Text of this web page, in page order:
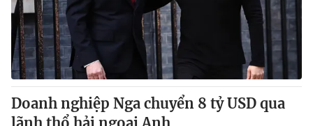
Doanh nghiệp Nga chuyển 8 tỷ USD qua